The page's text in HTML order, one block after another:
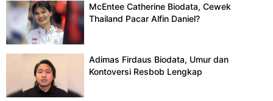
McEntee Catherine Biodata, Cewek
Thailand Pacar Alfin Daniel?
Adimas Firdaus Biodata, Umur dan
Kontoversi Resbob Lengkap